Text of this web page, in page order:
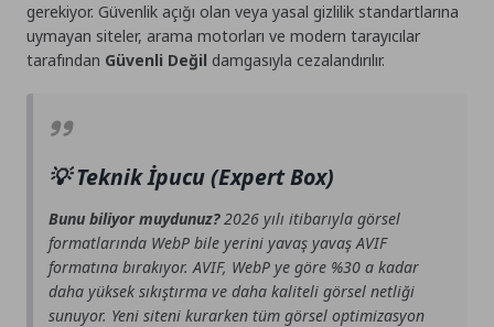
gerekiyor. Güvenlik açığı olan veya yasal gizlilik standartlarına
uymayan siteler, arama motorları ve modern tarayıcılar
tarafından Güvenli Değil damgasıyla cezalandırılır.
💡 Teknik İpucu (Expert Box)
Bunu biliyor muydunuz?2026 yılı itibarıyla görsel
formatlarında WebP bile yerini yavaş yavaşAVIF
formatına bırakıyor. AVIF, WebP ye göre %30 a kadar
daha yüksek sıkıştırma ve daha kaliteli görsel netliği
sunuyor. Yeni siteni kurarken tüm görsel optimizasyon